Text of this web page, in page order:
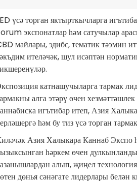
үсә торган яктырткычларга
экспонатлар һәм сатучылар
майлары, эдибс, тематик тәэмин
ителәчәк, шул исәптән
катнашучыларга тармак
алга этәрү өчен
игътибар итеп, Азия
һәм бу тиз үсә торган
Азия Халыкара Каннаб Экспо
һәркем өчен
алып, җиңел
дөнья сәнәгате лидерлары